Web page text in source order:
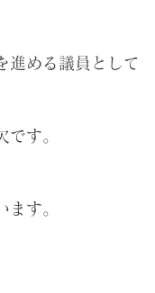
進める議員として
す。
す。